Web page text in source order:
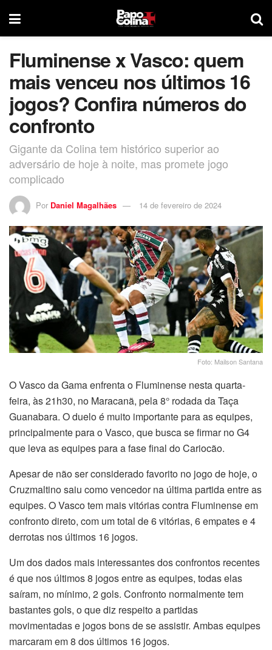
Fluminense x Vasco: quem
mais venceu nos últimos 16
jogos? Confira números do
confronto
Gigante da Colina tem histórico superior ao
adversário de hoje à noite, mas promete jogo
complicado
Por Daniel Magalhães 14 de fevereiro de 2024
Foto: Mailson Santana
O Vasco da Gama enfrenta o Fluminense nesta quarta-
feira, às 21h30, no Maracanã, pela 8° rodada da Taça
Guanabara. O duelo é muito importante para as equipes,
principalmente para o Vasco, que busca se firmar no G4
que leva as equipes para a fase final do Cariocão.
Apesar de não ser considerado favorito no jogo de hoje, o
Cruzmaltino saiu como vencedor na última partida entre as
equipes. O Vasco tem mais vitórias contra Fluminense em
confronto direto, com um total de 6 vitórias, 6 empates e 4
derrotas nos últimos 16 jogos.
Um dos dados mais interessantes dos confrontos recentes
é que nos últimos 8 jogos entre as equipes, todas elas
saíram, no mínimo, 2 gols. Confronto normalmente tem
bastantes gols, o que diz respeito a partidas
movimentadas e jogos bons de se assistir. Ambas equipes
marcaram em 8 dos últimos 16 jogos.